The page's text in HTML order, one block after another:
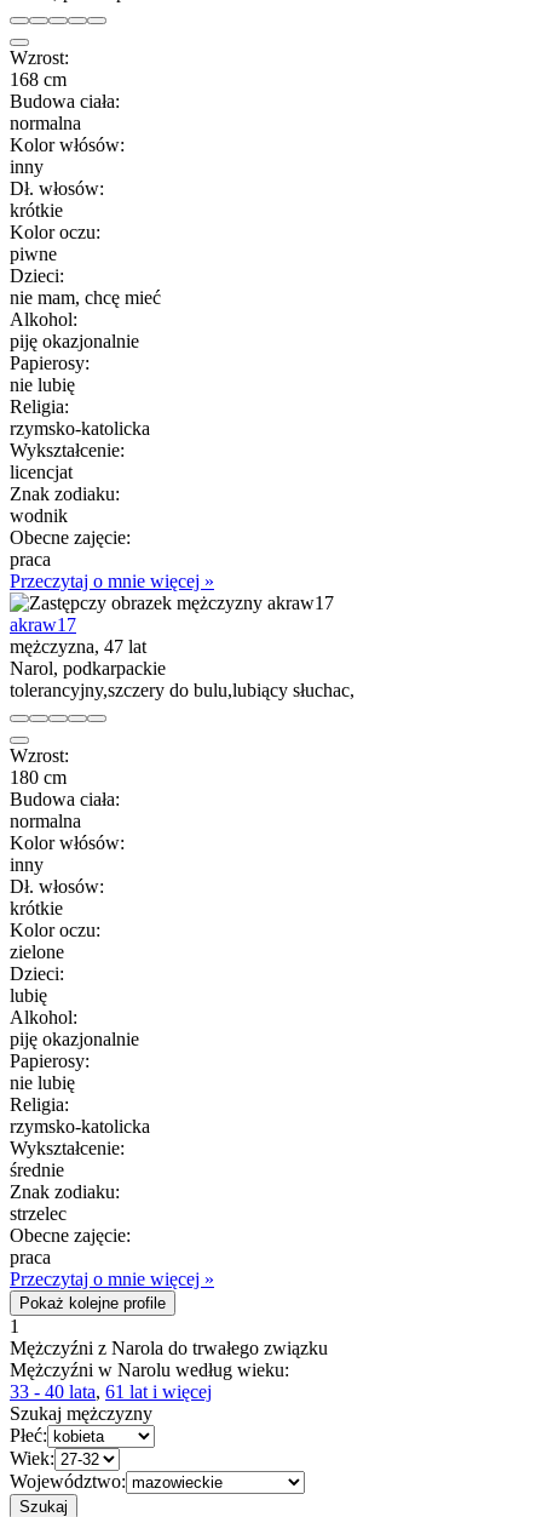
Wzrost:
168 cm
Budowa ciała:
normalna
Kolor włósów:
inny
Dł. włosów:
krótkie
Kolor oczu:
piwne
Dzieci:
nie mam, chcę mieć
Alkohol:
piję okazjonalnie
Papierosy:
nie lubię
Religia:
rzymsko-katolicka
Wykształcenie:
licencjat
Znak zodiaku:
wodnik
Obecne zajęcie:
praca
Przeczytaj o mnie więcej »
akraw17
mężczyzna, 47 lat
Narol, podkarpackie
tolerancyjny,szczery do bulu,lubiący słuchac,
Wzrost:
180 cm
Budowa ciała:
normalna
Kolor włósów:
inny
Dł. włosów:
krótkie
Kolor oczu:
zielone
Dzieci:
lubię
Alkohol:
piję okazjonalnie
Papierosy:
nie lubię
Religia:
rzymsko-katolicka
Wykształcenie:
średnie
Znak zodiaku:
strzelec
Obecne zajęcie:
praca
Przeczytaj o mnie więcej »
Pokaż kolejne profile
1
Mężczyźni z Narola do trwałego związku
Mężczyźni w Narolu według wieku:
33 - 40 lata, 61 lat i więcej
Szukaj mężczyzny
Płeć:
Wiek:
Województwo: